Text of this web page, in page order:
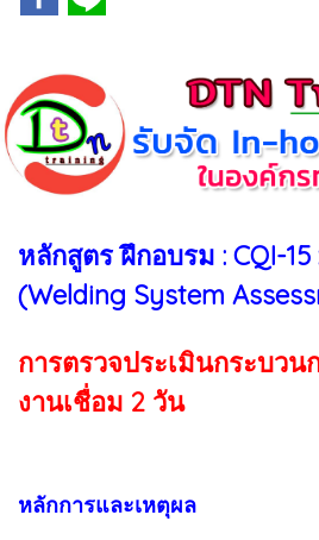
หลักสูตร ฝึกอบรม : CQI-15
(Welding System
การตรวจประเมินกระบวน
งานเชื่อม 2 วัน
หลักการและเหตุผล